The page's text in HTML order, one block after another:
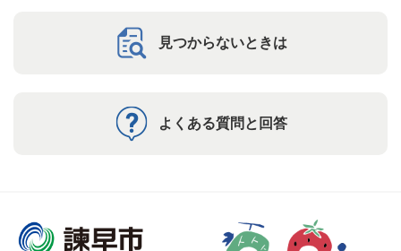
見つからないときは
よくある質問と回答